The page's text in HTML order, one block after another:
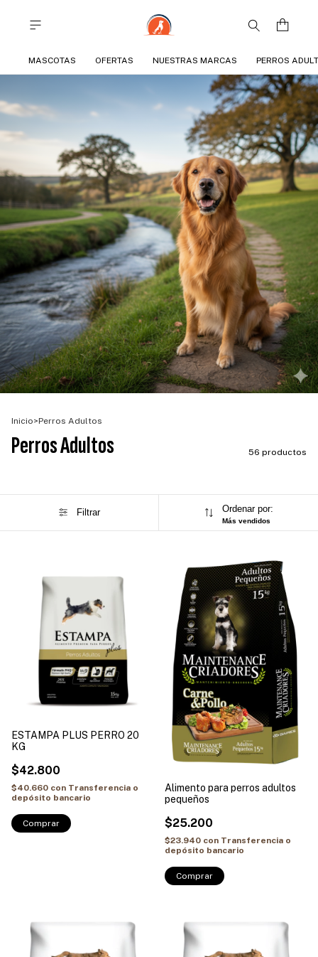
MASCOTAS OFERTAS NUESTRAS MARCAS PERROS
Inicio>Perros Adultos
Perros Adultos 56 productos
Filtrar Ordenar por:
Más vendidos
ESTAMPA PLUS PERRO 20
KG
$42.800
$40.660 con Transferencia o
depósito bancario
Alimento para perros adultos
pequeños
$25.200
$23.940 con Transferencia o
depósito bancario